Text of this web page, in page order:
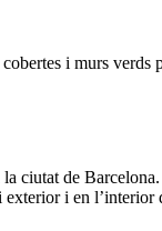
i murs verds
ciutat de
exterior i en l’interior